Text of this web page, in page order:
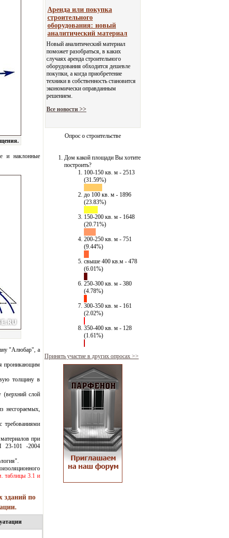
и наклонные
"Алюбар", а
проникающим
толщину в
(верхний слой
несгораемых,
требованиями
при
23-101 -2004
таблицы 3.1 и
зданий по
Аренда или покупка
строительного
оборудования: новый
аналитический материал
Новый аналитический материал
поможет разобраться, в каких
случаях аренда строительного
оборудования обходится дешевле
покупки, а когда приобретение
техники в собственность становится
экономически оправданным
решением.
Все новости >>
Опрос о строительстве
Дом какой площади Вы хотите
построить?
100-150 кв. м - 2513
(31.59%)
до 100 кв. м - 1896
(23.83%)
150-200 кв. м - 1648
(20.71%)
200-250 кв. м - 751
(9.44%)
свыше 400 кв.м - 478
(6.01%)
250-300 кв. м - 380
(4.78%)
300-350 кв. м - 161
(2.02%)
350-400 кв. м - 128
(1.61%)
Принять участие в других опросах >>